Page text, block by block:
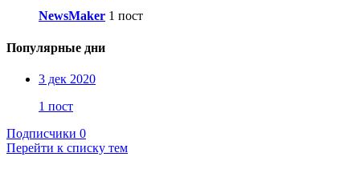
NewsMaker 1 пост
Популярные дни
3 дек 2020
1 пост
Подписчики 0
Перейти к списку тем